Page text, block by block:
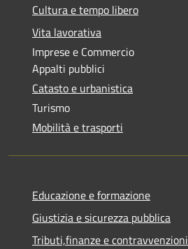
Cultura e tempo libero
Vita lavorativa
Imprese e Commercio
Appalti pubblici
Catasto e urbanistica
Turismo
Mobilità e trasporti
Educazione e formazione
Giustizia e sicurezza pubblica
Tributi,finanze e contravvenzioni